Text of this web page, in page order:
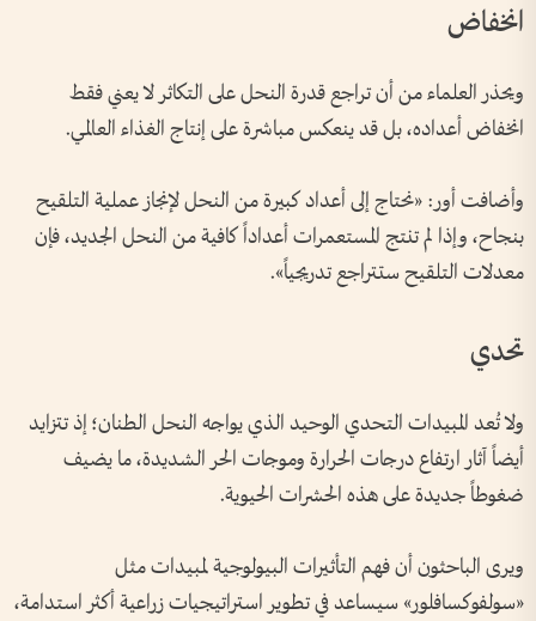
انخفاض
ويحذر العلماء من أن تراجع قدرة النحل على التكاثر لا يعني فقط
انخفاض أعداده، بل قد ينعكس مباشرة على إنتاج الغذاء العالمي.
وأضافت أور: «نحتاج إلى أعداد كبيرة من النحل لإنجاز عملية التلقيح
بنجاح، وإذا لم تنتج المستعمرات أعداداً كافية من النحل الجديد، فإن
معدلات التلقيح ستتراجع تدريجياً».
تحدي
ولا تُعد المبيدات التحدي الوحيد الذي يواجه النحل الطنان؛ إذ تتزايد
أيضاً آثار ارتفاع درجات الحرارة وموجات الحر الشديدة، ما يضيف
ضغوطاً جديدة على هذه الحشرات الحيوية.
ويرى الباحثون أن فهم التأثيرات البيولوجية لمبيدات مثل
«سولفوكسافلور» سيساعد في تطوير استراتيجيات زراعية أكثر استدامة،